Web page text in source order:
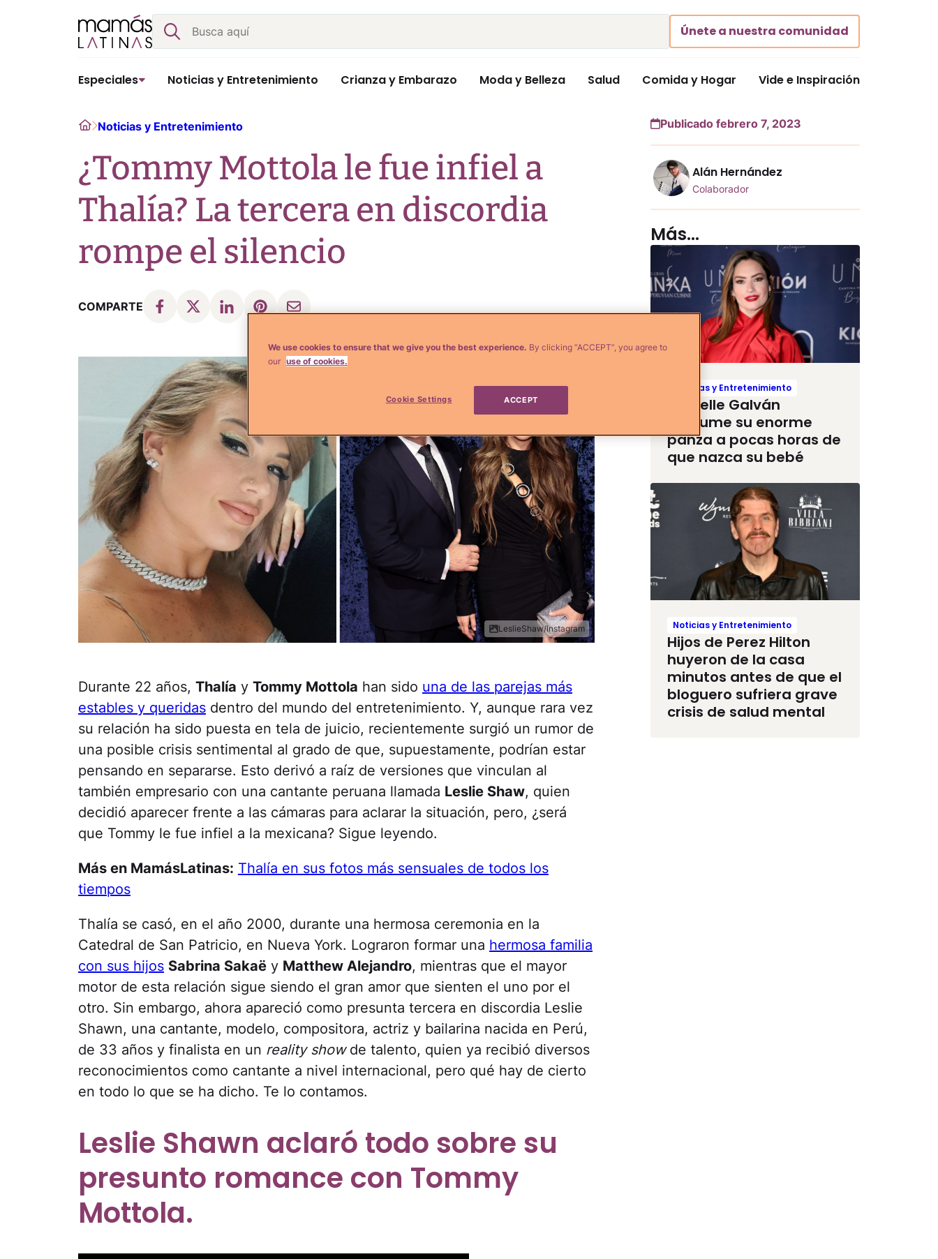
Buscar
Únete a nuestra comunidad
Especiales Noticias y Entretenimiento Crianza y Embarazo Moda y Belleza Salud Comida y Hogar Vide e Inspiración
HomeNoticias y Entretenimiento
¿Tommy Mottola le fue infiel a
Thalía? La tercera en discordia
rompe el silencio
COMPARTE
LeslieShaw/Instagram
Durante 22 años, Thalía y Tommy Mottola han sido una de las parejas más
estables y queridas dentro del mundo del entretenimiento. Y, aunque rara vez
su relación ha sido puesta en tela de juicio, recientemente surgió un rumor de
una posible crisis sentimental al grado de que, supuestamente, podrían estar
pensando en separarse. Esto derivó a raíz de versiones que vinculan al
también empresario con una cantante peruana llamada Leslie Shaw, quien
decidió aparecer frente a las cámaras para aclarar la situación, pero, ¿será
que Tommy le fue infiel a la mexicana? Sigue leyendo.
Más en MamásLatinas: Thalía en sus fotos más sensuales de todos los
tiempos
Thalía se casó, en el año 2000, durante una hermosa ceremonia en la
Catedral de San Patricio, en Nueva York. Lograron formar una hermosa familia
con sus hijos Sabrina Sakaë y Matthew Alejandro, mientras que el mayor
motor de esta relación sigue siendo el gran amor que sienten el uno por el
otro. Sin embargo, ahora apareció como presunta tercera en discordia Leslie
Shawn, una cantante, modelo, compositora, actriz y bailarina nacida en Perú,
de 33 años y finalista en un reality showde talento, quien ya recibió diversos
reconocimientos como cantante a nivel internacional, pero qué hay de cierto
en todo lo que se ha dicho. Te lo contamos.
Leslie Shawn aclaró todo sobre su
presunto romance con Tommy
Mottola.
Publicado febrero 7, 2023
Alán Hernández
Colaborador
Más...
Noticias y Entretenimiento
Michelle Galván
presume su enorme
panza a pocas horas de
que nazca su bebé
Noticias y Entretenimiento
Hijos de Perez Hilton
huyeron de la casa
minutos antes de que el
bloguero sufriera grave
crisis de salud mental
We use cookies to ensure that we give you the best experience. By clicking “ACCEPT”, you agree to
our use of cookies.
Cookie Settings ACCEPT